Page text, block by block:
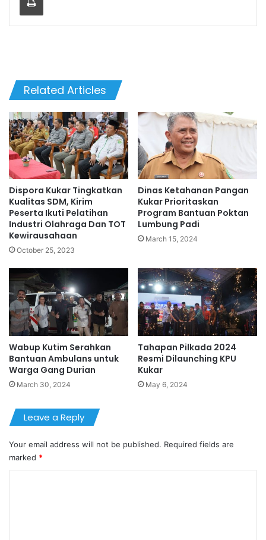
Related Articles
Dispora Kukar Tingkatkan
Kualitas SDM, Kirim
Peserta Ikuti Pelatihan
Industri Olahraga Dan TOT
Kewirausahaan
October 25, 2023
Dinas Ketahanan Pangan
Kukar Prioritaskan
Program Bantuan Poktan
Lumbung Padi
March 15, 2024
Wabup Kutim Serahkan
Bantuan Ambulans untuk
Warga Gang Durian
March 30, 2024
Tahapan Pilkada 2024
Resmi Dilaunching KPU
Kukar
May 6, 2024
Leave a Reply
Your email address will not be published. Required fields are
marked *